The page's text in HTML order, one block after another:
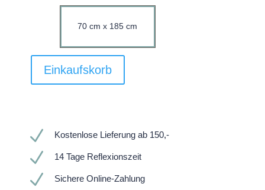
70 cm x 185 cm
Einkaufskorb
N Kostenlose Lieferung ab 150,-
N 14 Tage Reflexionszeit
N Sichere Online-Zahlung